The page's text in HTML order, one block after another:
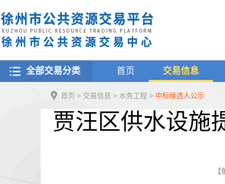
全部交易分类 首页 交易信息
首页 > 交易信息 > 水务工程 > 中标候选人公示
贾汪区供水设施